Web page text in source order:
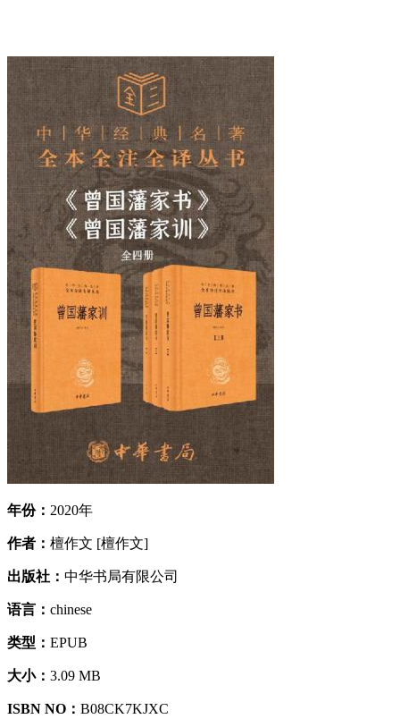
年份： 2020年
作者： 檀作文 [檀作文]
出版社： 中华书局有限公司
语言： chinese
类型： EPUB
大小： 3.09 MB
ISBN NO： B08CK7KJXC